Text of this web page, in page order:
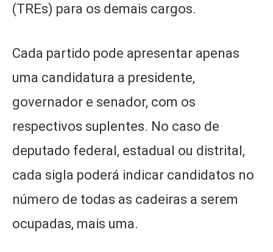
(TREs) para os demais cargos.
Cada partido pode apresentar apenas
uma candidatura a presidente,
governador e senador, com os
respectivos suplentes. No caso de
deputado federal, estadual ou distrital,
cada sigla poderá indicar candidatos no
número de todas as cadeiras a serem
ocupadas, mais uma.